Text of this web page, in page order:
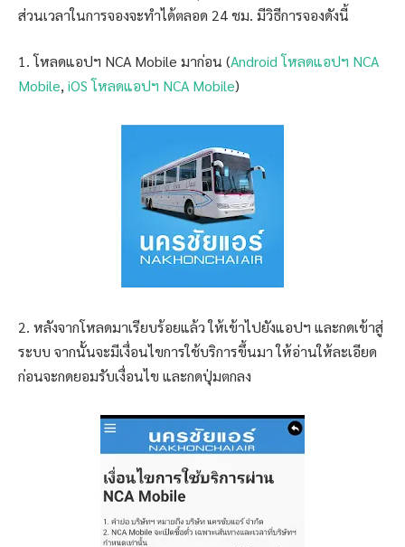
ส่วนเวลาในการจองจะทำได้ตลอด 24 ชม. มีวิธีการจองดังนี้
1. โหลดแอปฯ NCA Mobile มาก่อน (Android โหลดแอปฯ NCA
Mobile,iOS โหลดแอปฯ NCA Mobile)
2. หลังจากโหลดมาเรียบร้อยแล้ว ให้เข้าไปยังแอปฯ และกดเข้าสู่
ระบบ จากนั้นจะมีเงื่อนไขการใช้บริการขึ้นมา ให้อ่านให้ละเอียด
ก่อนจะกดยอมรับเงื่อนไข และกดปุ่มตกลง